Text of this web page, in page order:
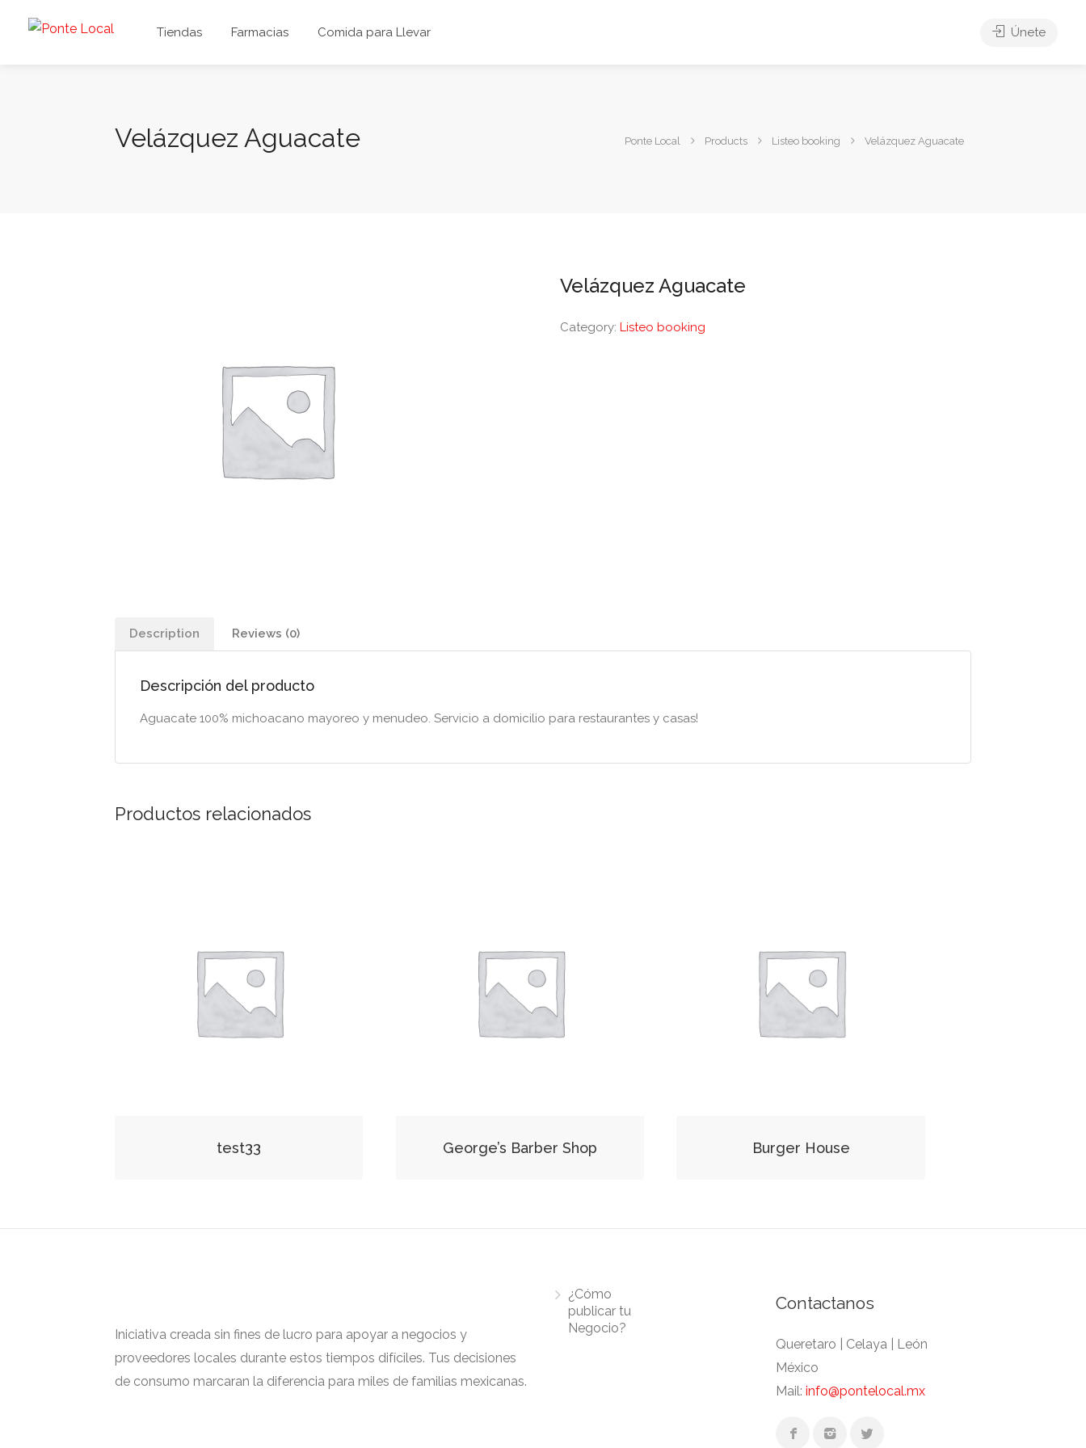
Tiendas Farmacias Comida para Llevar Únete
Velázquez Aguacate Ponte Local Products Listeo booking Velázquez Aguacate
Velázquez Aguacate
Category:Listeo booking
Description Reviews (0)
Descripción del producto
Aguacate 100% michoacano mayoreo y menudeo. Servicio a domicilio para restaurantes y casas!
Productos relacionados
test33 George’s Barber Shop Burger House
Iniciativa creada sin fines de lucro para apoyar a negocios y
proveedores locales durante estos tiempos difíciles. Tus decisiones
de consumo marcaran la diferencia para miles de familias mexicanas.
¿Cómo
publicar tu
Negocio?
Contactanos
Queretaro | Celaya | León
México
Mail: info@pontelocal.mx